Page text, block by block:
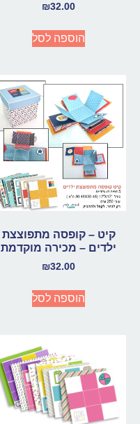
₪32.00
הוספה לסל
קיט – קופסה מתפוצצת
ילדים – מכירה מוקדמת
₪32.00
הוספה לסל